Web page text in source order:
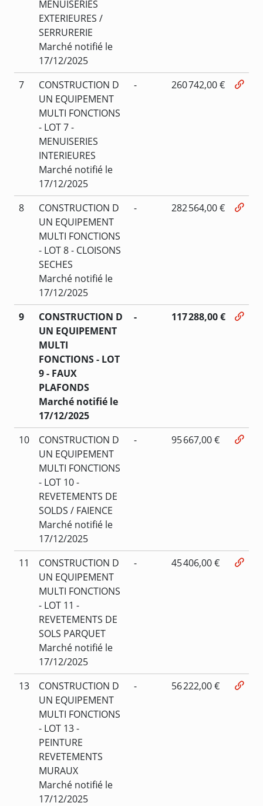
MENUISERIES
EXTERIEURES /
SERRURERIE
Marché notifié le
17/12/2025
7
CONSTRUCTION D
UN EQUIPEMENT
MULTI FONCTIONS
- LOT 7 -
MENUISERIES
INTERIEURES
Marché notifié le
17/12/2025
- 260 742,00 €
8
CONSTRUCTION D
UN EQUIPEMENT
MULTI FONCTIONS
- LOT 8 - CLOISONS
SECHES
Marché notifié le
17/12/2025
- 282 564,00 €
9
CONSTRUCTION D
UN EQUIPEMENT
MULTI
FONCTIONS - LOT
9 - FAUX
PLAFONDS
Marché notifié le
17/12/2025
- 117 288,00 €
10
CONSTRUCTION D
UN EQUIPEMENT
MULTI FONCTIONS
- LOT 10 -
REVETEMENTS DE
SOLDS / FAIENCE
Marché notifié le
17/12/2025
- 95 667,00 €
11
CONSTRUCTION D
UN EQUIPEMENT
MULTI FONCTIONS
- LOT 11 -
REVETEMENTS DE
SOLS PARQUET
Marché notifié le
17/12/2025
- 45 406,00 €
13
CONSTRUCTION D
UN EQUIPEMENT
MULTI FONCTIONS
- LOT 13 -
PEINTURE
REVETEMENTS
MURAUX
Marché notifié le
17/12/2025
- 56 222,00 €